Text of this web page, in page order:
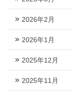
2026年2月
2026年1月
2025年12月
2025年11月